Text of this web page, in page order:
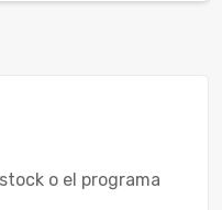
o el programa